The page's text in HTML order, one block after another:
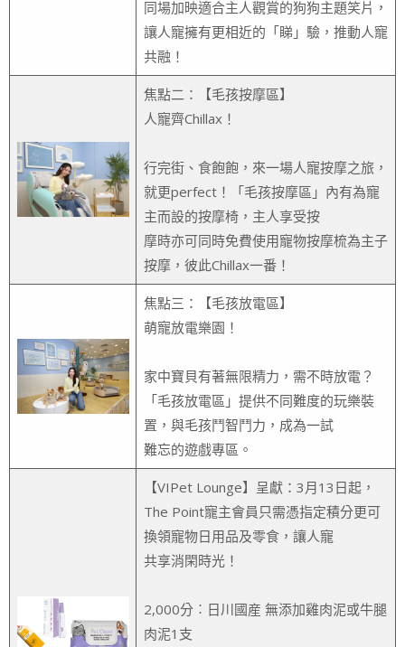
同場加映適合主人觀賞的狗狗主題笑片，
讓人寵擁有更相近的「睇」驗，推動人寵
共融！
焦點二：【毛孩按摩區】
人寵齊Chillax！
行完街、食飽飽，來一場人寵按摩之旅，
就更perfect！「毛孩按摩區」內有為寵
主而設的按摩椅，主人享受按
摩時亦可同時免費使用寵物按摩梳為主子
按摩，彼此Chillax一番！
焦點三：【毛孩放電區】
萌寵放電樂園！
家中寶貝有著無限精力，需不時放電？
「毛孩放電區」提供不同難度的玩樂裝
置，與毛孩鬥智鬥力，成為一試
難忘的遊戲專區。
【VIPet Lounge】呈獻：3月13日起，
The Point寵主會員只需憑指定積分更可
換領寵物日用品及零食，讓人寵
共享消閑時光！
2,000分︰日川國産 無添加雞肉泥或牛腿
肉泥1支